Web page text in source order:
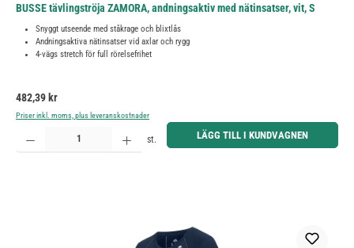
BUSSE tävlingströja ZAMORA, andningsaktiv med nätinsatser, vit, S
Snyggt utseende med ståkrage och blixtlås
Andningsaktiva nätinsatser vid axlar och rygg
4-vägs stretch för full rörelsefrihet
Ordinarie pris:
482,39 kr
Priser inkl. moms, plus leveranskostnader
Produktkvantitet: Ange önskat belopp eller använd knapparna för att öka eller minska kvantiteten.
st. LÄGG TILL I KUNDVAGNEN